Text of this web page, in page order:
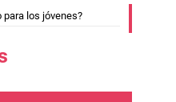
para los jóvenes?